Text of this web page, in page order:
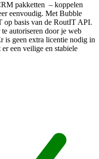
pakketten – koppelen
eenvoudig. Met Bubble
op basis van de RoutIT API.
autoriseren door je web
is geen extra licentie nodig in
een veilige en stabiele